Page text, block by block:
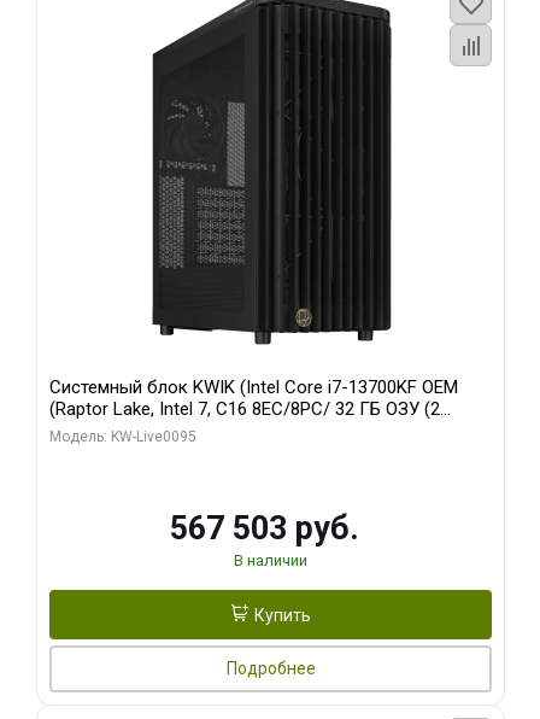
Системный блок KWIK (Intel Core i7-13700KF OEM
(Raptor Lake, Intel 7, C16 8EC/8PC/ 32 ГБ ОЗУ (2
модуля)/ Afox RTX4090 24GB GDDR6X 384-Bit 3xDP
Модель: KW-Live0095
567 503 руб.
В наличии
Купить
Подробнее